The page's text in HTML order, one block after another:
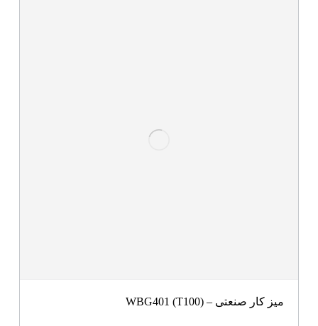
میز کار صنعتی – WBG401 (T100)